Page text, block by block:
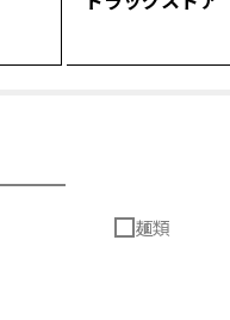
麺類